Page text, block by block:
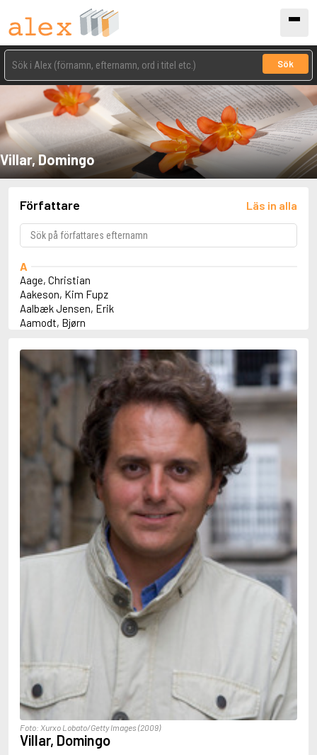
Sök
Villar, Domingo
Författare Läs in alla
A
Aage, Christian
Aakeson, Kim Fupz
Aalbæk Jensen, Erik
Aamodt, Bjørn
Abbey, Kieran
Abbot, Anthony
Abbott, John
Abdel-Fattah, Randa
Abdolah, Kader
Abé, Kobo
Abedi, Isabel
Abele, Inga
Abgarjan, Narine
Abish, Walter
Abrahams, Peter (f. 1919)
Abrahams, Peter (f. 1947)
Abrahamson, Emmy
Abu-Jaber, Diana
Abulhawa, Susan
Ackebo, Lena
Acker, Kathy
Ackroyd, Peter
Adam de la Halle
Adamov, Arthur
Adams, Douglas
Adams, Herbert
Foto: Xurxo Lobato/Getty Images (2009)
Villar, Domingo